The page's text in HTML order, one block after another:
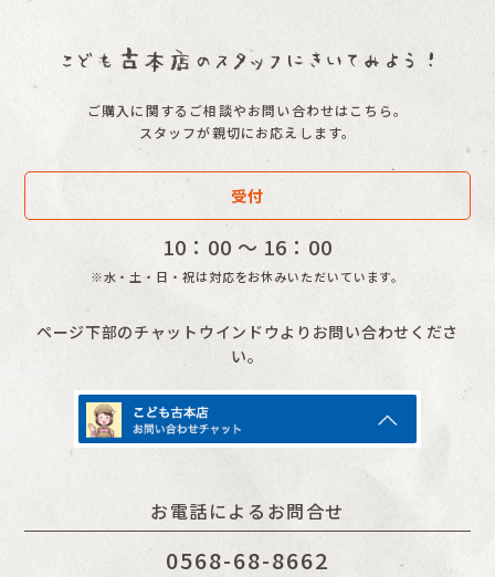
ご購入に関するご相談やお問い合わせはこちら。
スタッフが親切にお応えします。
受付
10：00 〜 16：00
※水・土・日・祝は対応をお休みいただいています。
ページ下部のチャットウインドウよりお問い合わせくださ
い。
お電話によるお問合せ
0568-68-8662